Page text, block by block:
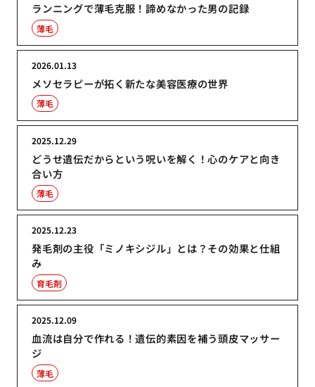
ランニングで薄毛克服！諦めなかった男の記録
薄毛
メソセラピーが拓く新たな美容医療の世界
2026.01.13
薄毛
どうせ遺伝だからという呪いを解く！心のケアと向き
合い方
2025.12.29
薄毛
発毛剤の主役「ミノキシジル」とは？その効果と仕組
み
2025.12.23
育毛剤
血流は自分で作れる！遺伝的素因を補う頭皮マッサー
ジ
2025.12.09
薄毛